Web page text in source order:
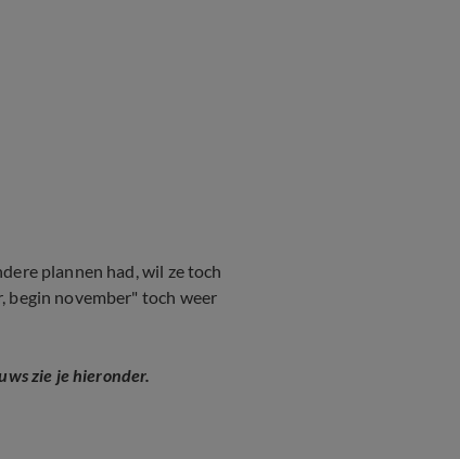
plannen had, wil ze toch
begin november" toch weer
zie je hieronder.